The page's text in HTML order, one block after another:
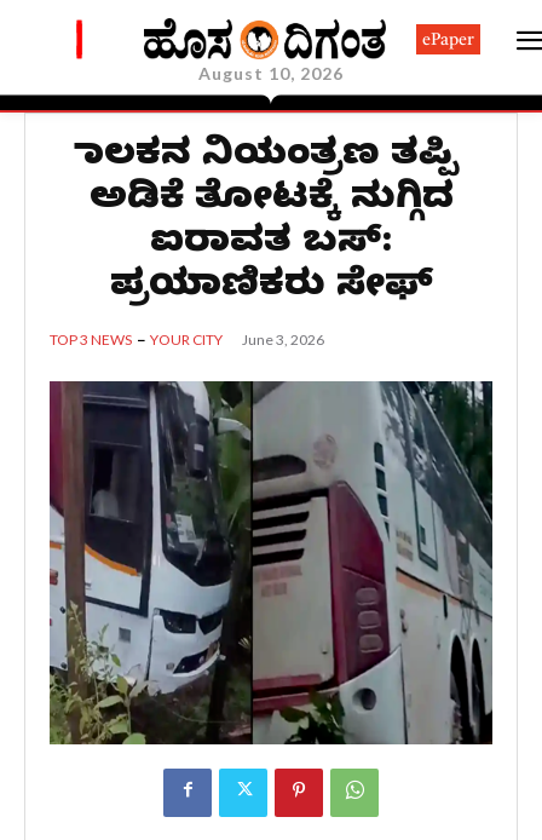
August 10, 2026
ePaper
ಚಾಲಕನ ನಿಯಂತ್ರಣ ತಪ್ಪಿ
ಅಡಿಕೆ ತೋಟಕ್ಕೆ ನುಗ್ಗಿದ
ಐರಾವತ ಬಸ್:
ಪ್ರಯಾಣಿಕರು ಸೇಫ್
TOP 3 NEWS YOUR CITY June 3, 2026